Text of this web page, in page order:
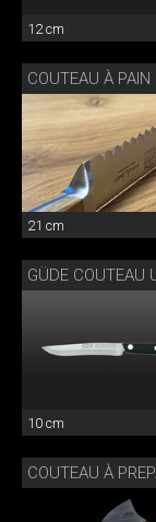
12 cm
21 cm
10 cm